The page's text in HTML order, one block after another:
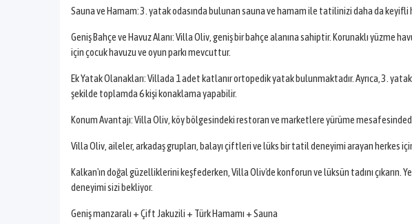
Sauna ve Hamam: 3. yatak odasında bulunan sauna ve hamam ile tatilinizi daha da
Geniş Bahçe ve Havuz Alanı: Villa Oliv, geniş bir bahçe alanına sahiptir. Korunaklı yüzme
için çocuk havuzu ve oyun parkı mevcuttur.
Ek Yatak Olanakları: Villada 1 adet katlanır ortopedik yatak bulunmaktadır. Ayrıca, 3.
şekilde toplamda 6 kişi konaklama yapabilir.
Konum Avantajı: Villa Oliv, köy bölgesindeki restoran ve marketlere yürüme
Villa Oliv, aileler, arkadaş grupları, balayı çiftleri ve lüks bir tatil deneyimi arayan herkes
Kalkan'ın doğal güzelliklerini keşfederken, Villa Oliv'de konforun ve lüksün tadını
deneyimi sizi bekliyor.
Geniş manzaralı + Çift Jakuzili + Türk Hamamı + Sauna